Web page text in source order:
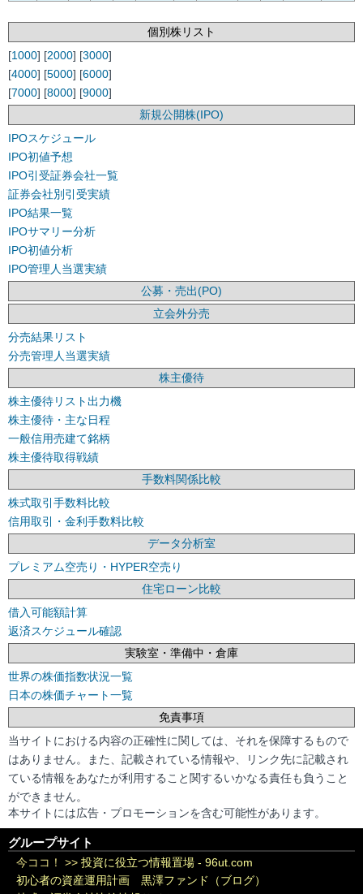
個別株リスト
[1000] [2000] [3000]
[4000] [5000] [6000]
[7000] [8000] [9000]
新規公開株(IPO)
IPOスケジュール
IPO初値予想
IPO引受証券会社一覧
証券会社別引受実績
IPO結果一覧
IPOサマリー分析
IPO初値分析
IPO管理人当選実績
公募・売出(PO)
立会外分売
分売結果リスト
分売管理人当選実績
株主優待
株主優待リスト出力機
株主優待・主な日程
一般信用売建て銘柄
株主優待取得戦績
手数料関係比較
株式取引手数料比較
信用取引・金利手数料比較
データ分析室
プレミアム空売り・HYPER空売り
住宅ローン比較
借入可能額計算
返済スケジュール確認
実験室・準備中・倉庫
世界の株価指数状況一覧
日本の株価チャート一覧
免責事項
当サイトにおける内容の正確性に関しては、それを保障するもので
はありません。また、記載されている情報や、リンク先に記載され
ている情報をあなたが利用すること関するいかなる責任も負うこと
ができません。
本サイトには広告・プロモーションを含む可能性があります。
グループサイト
今ココ！ >> 投資に役立つ情報置場 - 96ut.com
初心者の資産運用計画 黒澤ファンド（ブログ）